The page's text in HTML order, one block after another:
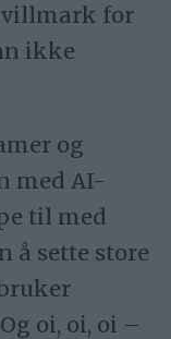
villmark for
ikke
og
med AI-
til med
å sette store
oi, oi, oi –